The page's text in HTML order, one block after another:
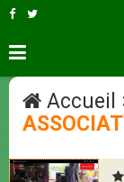
Accueil